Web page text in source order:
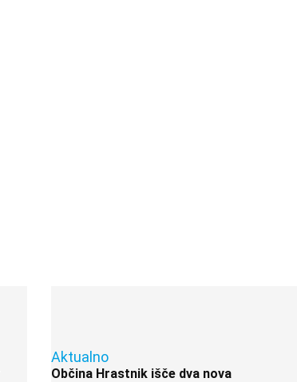
Aktualno
Občina Hrastnik išče dva nova